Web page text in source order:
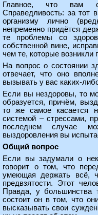
Главное, что вам
Справедливость: за тот
организму лично
непременно придётся
те проблемы со
собственной вине,
чем те, которые возникли
На вопрос о состоянии
отвечает, что оно
вызывать у вас каких-
Если вы нездоровы, то
образуется, причём,
то же самое касается
системой – стрессами,
последнем случае
выздоровления вы
Общий вопрос
Если вы задумали о
говорит о том, что
умеющая держать всё,
предвзятости. Этот
Правда, у большинства
состоит он в том, что
высказывать свои